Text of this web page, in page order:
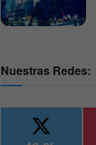
Nuestras Redes: